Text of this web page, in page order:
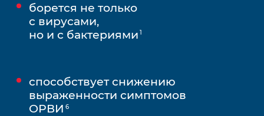
борется не только
с вирусами,
но и с бактериями 1
способствует снижению
выраженности симптомов
ОРВИ 6